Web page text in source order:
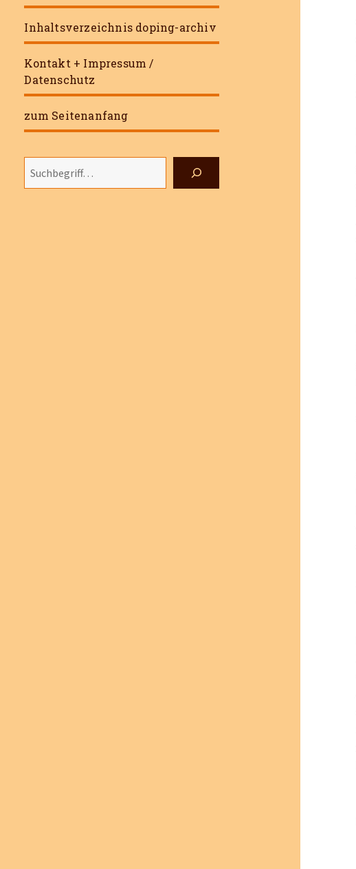
Inhaltsverzeichnis doping-archiv
Kontakt + Impressum /
Datenschutz
zum Seitenanfang